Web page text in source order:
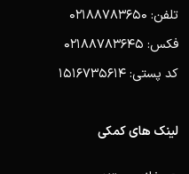
تلفن: 02188783650
فکس: 02188783645
کد پستی: 1516735614
لینک های کمکی